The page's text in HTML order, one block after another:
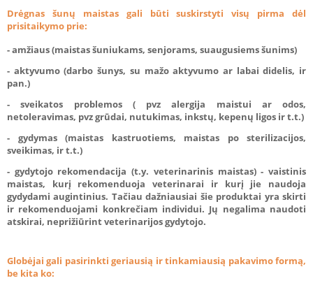
Drėgnas šunų maistas gali būti suskirstyti visų pirma dėl
prisitaikymo prie:
- amžiaus(maistas šuniukams, senjorams, suaugusiems šunims)
- aktyvumo(darbo šunys, su mažo aktyvumo ar labai didelis, ir
pan.)
- sveikatos problemos ( pvz alergija maistui ar odos,
netoleravimas, pvz grūdai, nutukimas, inkstų, kepenų ligos ir t.t.)
- gydymas (maistas kastruotiems, maistas po sterilizacijos,
sveikimas, ir t.t.)
- gydytojo rekomendacija (t.y. veterinarinis maistas) - vaistinis
maistas, kurį rekomenduoja veterinarai ir kurį jie naudoja
gydydami augintinius. Tačiau dažniausiai šie produktai yra skirti
ir rekomenduojami konkrečiam individui. Jų negalima naudoti
atskirai, neprižiūrint veterinarijos gydytojo.
Globėjai gali pasirinkti geriausią ir tinkamiausią pakavimo formą,
be kita ko: